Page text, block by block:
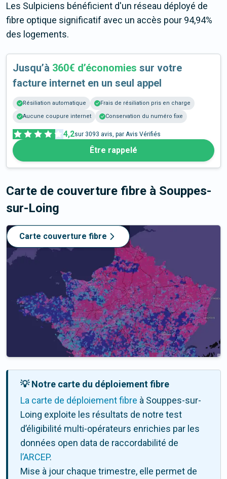
Les Sulpiciens bénéficient d'un réseau déployé de
fibre optique significatif avec un accès pour 94,94%
des logements.
Jusqu’à 360€ d’économies sur votre
facture internet en un seul appel
Résiliation automatique
Frais de résiliation pris en charge
Aucune coupure internet
Conservation du numéro fixe
4,2sur 3093 avis, par Avis Vérifiés
Être rappelé
Carte de couverture fibre à Souppes-
sur-Loing
Carte couverture fibre
💡 Notre carte du déploiement fibre
La carte de déploiement fibre à Souppes-sur-
Loing exploite les résultats de notre test
d’éligibilité multi-opérateurs enrichies par les
données open data de raccordabilité de
l’ARCEP.
Mise à jour chaque trimestre, elle permet de